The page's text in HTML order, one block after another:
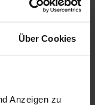
Über Cookies
Anzeigen zu